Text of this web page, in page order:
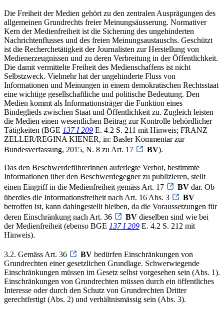
Die Freiheit der Medien gehört zu den zentralen Ausprägungen des
allgemeinen Grundrechts freier Meinungsäusserung. Normativer
Kern der Medienfreiheit ist die Sicherung des ungehinderten
Nachrichtenflusses und des freien Meinungsaustauschs. Geschützt
ist die Recherchetätigkeit der Journalisten zur Herstellung von
Medienerzeugnissen und zu deren Verbreitung in der Öffentlichkeit.
Die damit vermittelte Freiheit des Medienschaffens ist nicht
Selbstzweck. Vielmehr hat der ungehinderte Fluss von
Informationen und Meinungen in einem demokratischen Rechtsstaat
eine wichtige gesellschaftliche und politische Bedeutung. Den
Medien kommt als Informationsträger die Funktion eines
Bindeglieds zwischen Staat und Öffentlichkeit zu. Zugleich leisten
die Medien einen wesentlichen Beitrag zur Kontrolle behördlicher
Tätigkeiten (BGE 137 I 209 E. 4.2 S. 211 mit Hinweis; FRANZ
ZELLER/REGINA KIENER, in: Basler Kommentar zur
Bundesverfassung, 2015, N. 8 zu Art. 17
BV).
Das den Beschwerdeführerinnen auferlegte Verbot, bestimmte
Informationen über den Beschwerdegegner zu publizieren, stellt
einen Eingriff in die Medienfreiheit gemäss Art. 17
BV dar. Ob
überdies die Informationsfreiheit nach Art. 16 Abs. 3
BV
betroffen ist, kann dahingestellt bleiben, da die Voraussetzungen für
deren Einschränkung nach Art. 36
BV dieselben sind wie bei
der Medienfreiheit (ebenso BGE 137 I 209 E. 4.2 S. 212 mit
Hinweis).
3.2. Gemäss Art. 36 BV bedürfen Einschränkungen von
Grundrechten einer gesetzlichen Grundlage. Schwerwiegende
Einschränkungen müssen im Gesetz selbst vorgesehen sein (Abs. 1).
Einschränkungen von Grundrechten müssen durch ein öffentliches
Interesse oder durch den Schutz von Grundrechten Dritter
gerechtfertigt (Abs. 2) und verhältnismässig sein (Abs. 3).